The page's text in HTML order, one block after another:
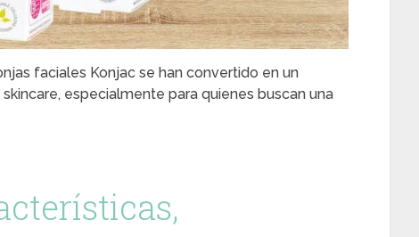
faciales Konjac se han convertido en un
especialmente para quienes buscan una